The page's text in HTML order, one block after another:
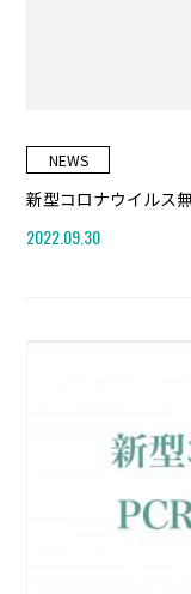
NEWS
新型コロナウイルス
2022.09.30